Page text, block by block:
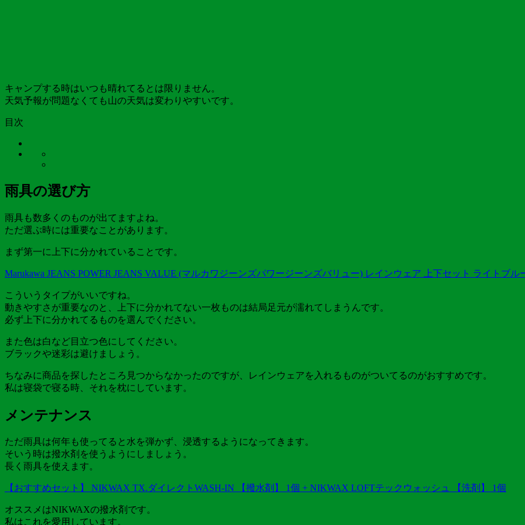
キャンプする時はいつも晴れてるとは限りません。
天気予報が問題なくても山の天気は変わりやすいです。
目次
雨具の選び方
雨具も数多くのものが出てますよね。
ただ選ぶ時には重要なことがあります。
まず第一に上下に分かれていることです。
Marukawa JEANS POWER JEANS VALUE (マルカワジーンズパワージーンズバリュー) レインウェア 上下セット ライトブル
こういうタイプがいいですね。
動きやすさが重要なのと、上下に分かれてない一枚ものは結局足元が濡れてしまうんです。
必ず上下に分かれてるものを選んでください。
また色は白など目立つ色にしてください。
ブラックや迷彩は避けましょう。
ちなみに商品を探したところ見つからなかったのですが、レインウェアを入れるものがついてるのがおすすめです。
私は寝袋で寝る時、それを枕にしています。
メンテナンス
ただ雨具は何年も使ってると水を弾かず、浸透するようになってきます。
そいう時は撥水剤を使うようにしましょう。
長く雨具を使えます。
【おすすめセット】 NIKWAX TX.ダイレクトWASH-IN 【撥水剤】 1個 + NIKWAX LOFTテックウォッシュ 【洗剤】 1個
オススメはNIKWAXの撥水剤 です。
私はこれを愛用しています。